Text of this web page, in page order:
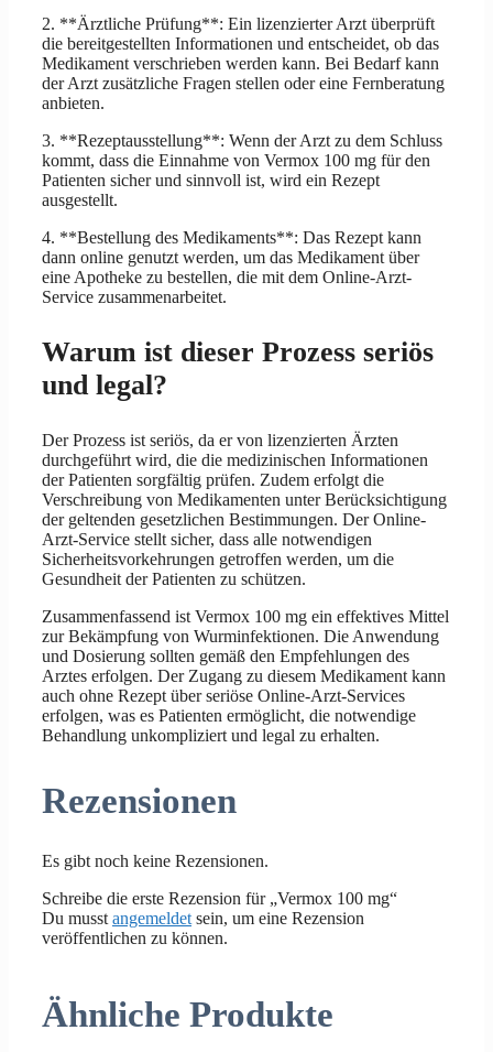
2. **Ärztliche Prüfung**: Ein lizenzierter Arzt überprüft
die bereitgestellten Informationen und entscheidet, ob das
Medikament verschrieben werden kann. Bei Bedarf kann
der Arzt zusätzliche Fragen stellen oder eine Fernberatung
anbieten.
3. **Rezeptausstellung**: Wenn der Arzt zu dem Schluss
kommt, dass die Einnahme von Vermox 100 mg für den
Patienten sicher und sinnvoll ist, wird ein Rezept
ausgestellt.
4. **Bestellung des Medikaments**: Das Rezept kann
dann online genutzt werden, um das Medikament über
eine Apotheke zu bestellen, die mit dem Online-Arzt-
Service zusammenarbeitet.
Warum ist dieser Prozess seriös
und legal?
Der Prozess ist seriös, da er von lizenzierten Ärzten
durchgeführt wird, die die medizinischen Informationen
der Patienten sorgfältig prüfen. Zudem erfolgt die
Verschreibung von Medikamenten unter Berücksichtigung
der geltenden gesetzlichen Bestimmungen. Der Online-
Arzt-Service stellt sicher, dass alle notwendigen
Sicherheitsvorkehrungen getroffen werden, um die
Gesundheit der Patienten zu schützen.
Zusammenfassend ist Vermox 100 mg ein effektives Mittel
zur Bekämpfung von Wurminfektionen. Die Anwendung
und Dosierung sollten gemäß den Empfehlungen des
Arztes erfolgen. Der Zugang zu diesem Medikament kann
auch ohne Rezept über seriöse Online-Arzt-Services
erfolgen, was es Patienten ermöglicht, die notwendige
Behandlung unkompliziert und legal zu erhalten.
Rezensionen
Es gibt noch keine Rezensionen.
Schreibe die erste Rezension für „Vermox 100 mg“
Du musstangemeldetsein, um eine Rezension
veröffentlichen zu können.
Ähnliche Produkte